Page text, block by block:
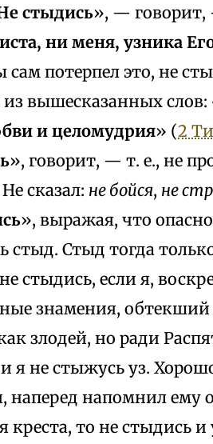
стыдись», —
ни меня, узника
сам потерпел это, не
вышесказанных слов:
и целомудрия» (2
», говорит, — т. е., не
сказал: не бойся, не
», выражая, что
стыд. Стыд тогда
стыдись, если я,
знамения, обтекший
злодей, но ради
и я не стыжусь уз.
наперед напомнил ему
креста, то не стыдись